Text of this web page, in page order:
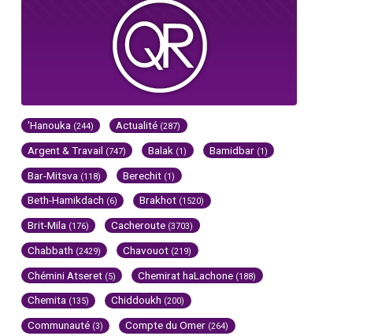
'Hanouka (244) Actualité (287)
Argent & Travail (747) Balak (1) Bamidbar (1)
Bar-Mitsva (118) Berechit (1)
Beth-Hamikdach (6) Brakhot (1520)
Brit-Mila (176) Cacheroute (3703)
Chabbath (2429) Chavouot (219)
Chémini Atseret (5) Chemirat haLachone (188)
Chemita (135) Chiddoukh (200)
Communauté (3) Compte du Omer (264)